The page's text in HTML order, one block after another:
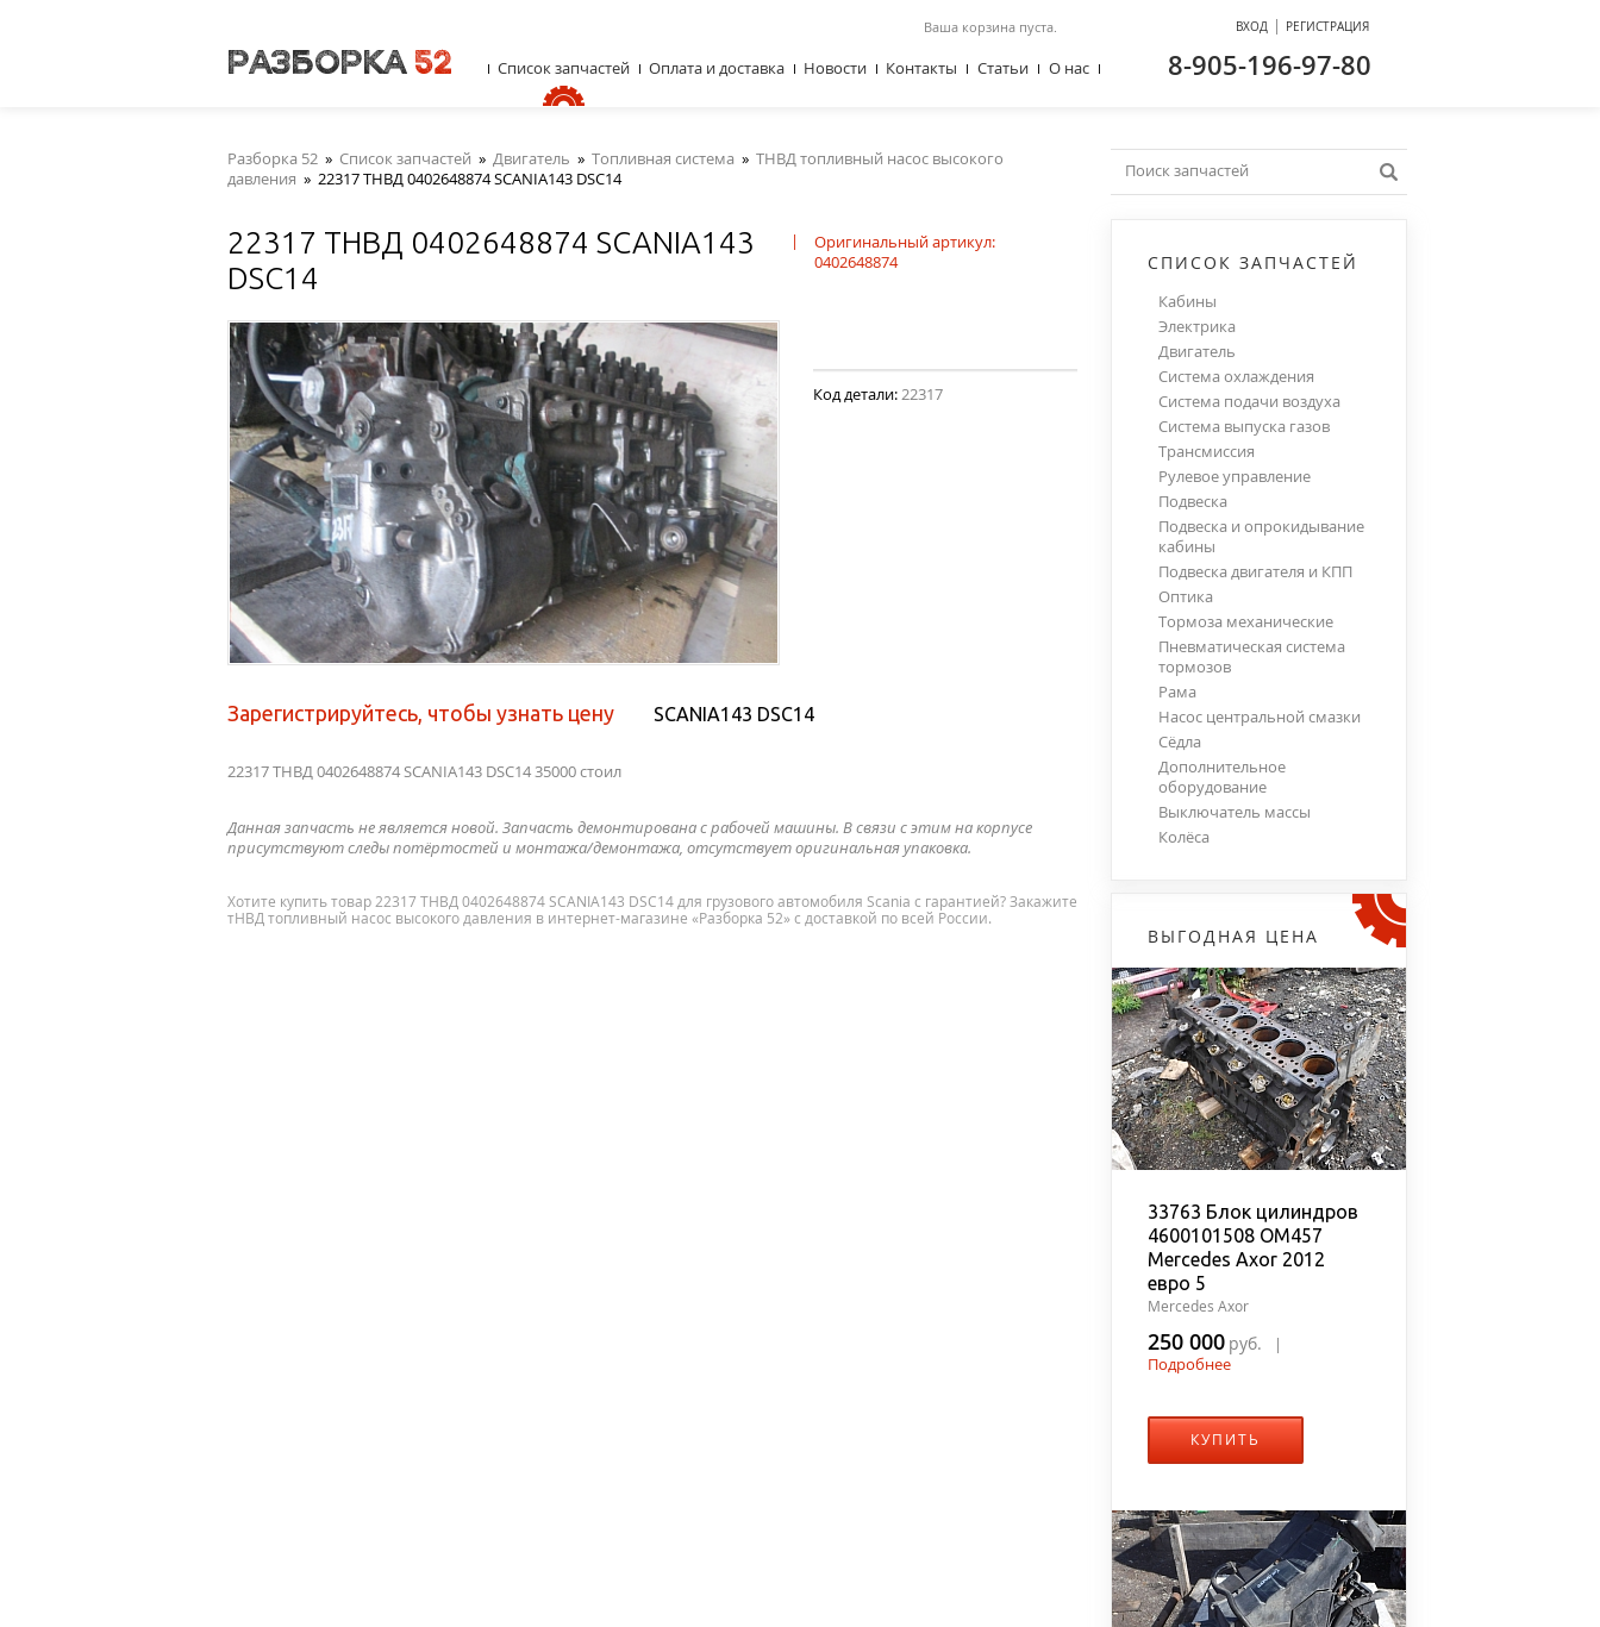
Разборка 52 » Список запчастей » Двигатель » Топливная система » ТНВД топливный насос высокого
давления » 22317 ТНВД 0402648874 SCANIA143 DSC14
22317 ТНВД 0402648874 SCANIA143
DSC14
|
Оригинальный артикул:
0402648874
Код детали:22317
Зарегистрируйтесь, чтобы узнать цену SCANIA143 DSC14
22317 ТНВД 0402648874 SCANIA143 DSC14 35000 стоил
Данная запчасть не является новой. Запчасть демонтирована с рабочей машины. В связи с этим на корпусе
присутствуют следы потёртостей и монтажа/демонтажа, отсутствует оригинальная упаковка.
Хотите купить товар 22317 ТНВД 0402648874 SCANIA143 DSC14 для грузового автомобиля Scania с гарантией? Закажите
тНВД топливный насос высокого давления в интернет-магазине «Разборка 52» с доставкой по всей России.
СПИСОК ЗАПЧАСТЕЙ
Кабины
Электрика
Двигатель
Система охлаждения
Система подачи воздуха
Система выпуска газов
Трансмиссия
Рулевое управление
Подвеска
Подвеска и опрокидывание
кабины
Подвеска двигателя и КПП
Оптика
Тормоза механические
Пневматическая система
тормозов
Рама
Насос центральной смазки
Сёдла
Дополнительное
оборудование
Выключатель массы
Колёса
ВЫГОДНАЯ ЦЕНА
33763 Блок цилиндров
4600101508 OM457
Mercedes Axor 2012
евро 5
Mercedes Axor
250 000 руб.
|
Подробнее
КУПИТЬ
Ваша корзина пуста. ВХОД | РЕГИСТРАЦИЯ
8-905-196-97-80
Список запчастей Оплата и доставка Новости Контакты Статьи О нас